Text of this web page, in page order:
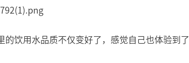
的饮用水品质不仅变好了，感觉自己也体验到了